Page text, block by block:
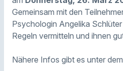
Gemeinsam mit den
Psychologin Angelika
Regeln vermitteln und ihnen
Nähere Infos gibt es unter